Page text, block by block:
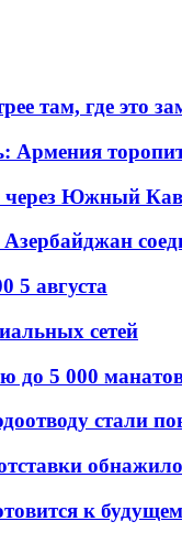
там, где это
Армения
Южный
5 августа
сетей
до 5 000
стали
обнажило
к